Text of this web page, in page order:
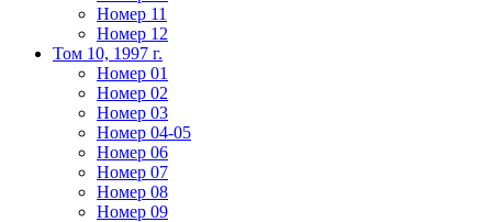
Номер 11
Номер 12
Том 10, 1997 г.
Номер 01
Номер 02
Номер 03
Номер 04-05
Номер 06
Номер 07
Номер 08
Номер 09